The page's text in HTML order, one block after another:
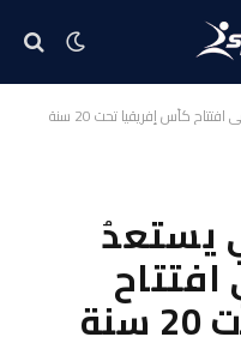
كأس إفريقيا تحت 20 سنة
يستعدُ
افتتاح